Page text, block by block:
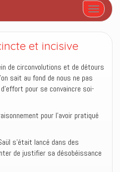
Afficher/
et incisive
de circonvolutions et de détours
sait au fond de nous ne pas
pour se convaincre soi-
pour l’avoir pratiqué
s’était lancé dans des
de justifier sa désobéissance